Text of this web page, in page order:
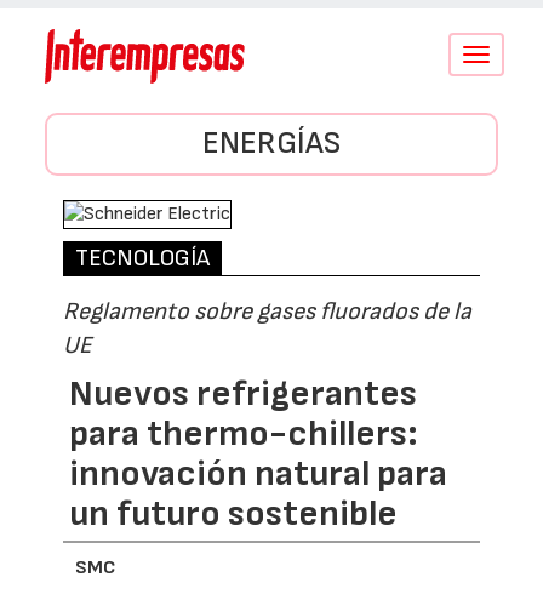
Conmutar
ENERGÍAS
TECNOLOGÍA
Reglamento sobre gases fluorados de la
UE
Nuevos refrigerantes
para thermo-chillers:
innovación natural para
un futuro sostenible
SMC